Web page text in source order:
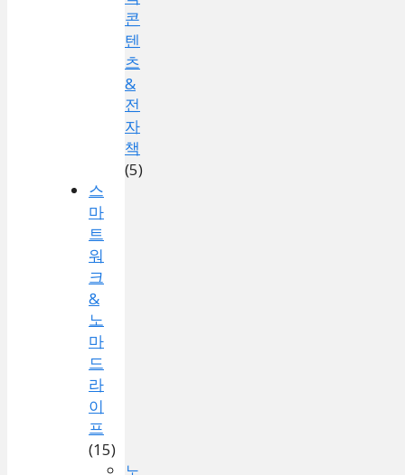
콘
텐
츠
&
전
자
책
(5)
스
마
트
워
크
&
노
마
드
라
이
프
(15)
노